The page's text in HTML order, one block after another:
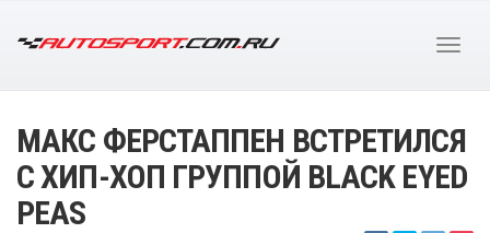
МАКС ФЕРСТАППЕН ВСТРЕТИЛСЯ
С ХИП-ХОП ГРУППОЙ BLACK EYED
PEAS